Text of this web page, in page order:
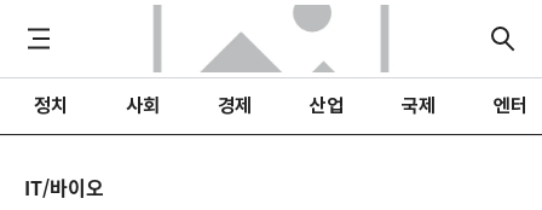
정치 사회 경제 산업 국제 엔터
IT/바이오